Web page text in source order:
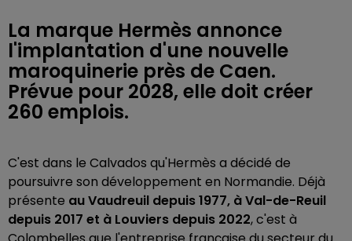
La marque Hermès annonce
l'implantation d'une nouvelle
maroquinerie près de Caen.
Prévue pour 2028, elle doit créer
260 emplois.
C'est dans le Calvados qu'Hermès a décidé de
poursuivre son développement en Normandie. Déjà
présente au Vaudreuil depuis 1977, à Val-de-Reuil
depuis 2017 et à Louviers depuis 2022, c'est à